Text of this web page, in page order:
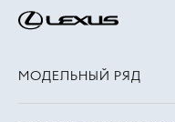
МОДЕЛЬНЫЙ РЯД